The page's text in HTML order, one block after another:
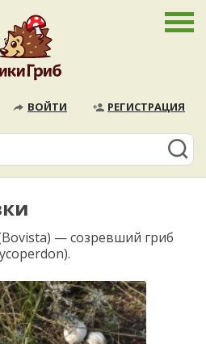
ВОЙТИ РЕГИСТРАЦИЯ
— созревший гриб